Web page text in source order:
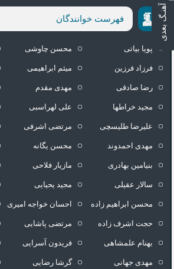
آهنـگ بعدی فهرست خوانندگان
پویا بیاتی محسن چاوشی
فرزاد فرزین میثم ابراهیمی
رضا صادقی مهدی مقدم
مجید خراطها علی لهراسبی
علیرضا طلیسچی مرتضی اشرفی
مهدی احمدوند محسن یگانه
بنیامین بهادری مازیار فلاحی
سالار عقیلی مجید یحیایی
محسن ابراهیم زاده احسان خواجه امیری
حجت اشرف زاده مرتضی پاشایی
بهنام علمشاهی فریدون آسرایی
مهدی جهانی گرشا رضایی